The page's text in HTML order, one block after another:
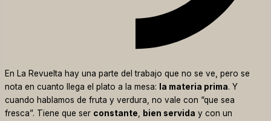
En La Revuelta hay una parte del trabajo que no se ve, pero se
nota en cuanto llega el plato a la mesa:
la materia prima. Y
cuando hablamos de fruta y verdura, no vale con “que sea
fresca”. Tiene que ser constante, bien servida y con un